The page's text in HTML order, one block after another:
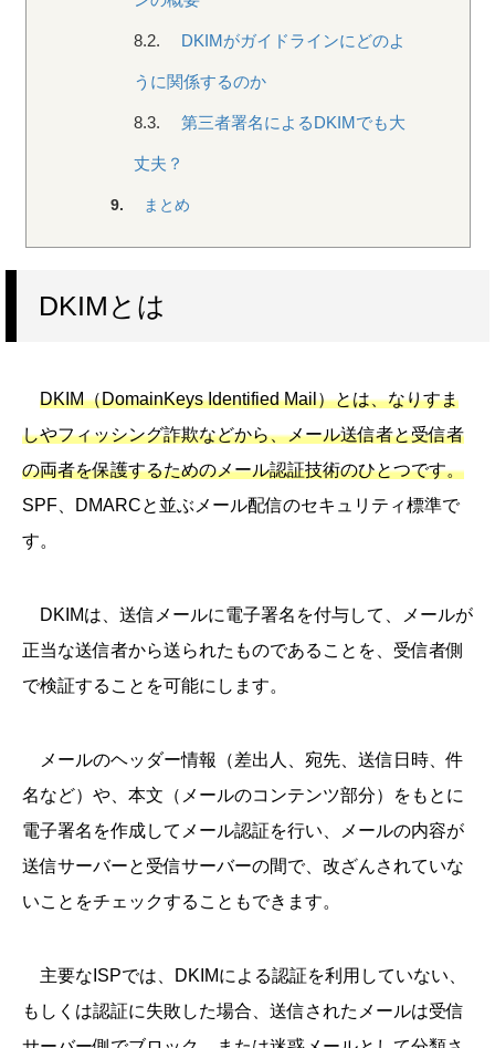
8.2. DKIMがガイドラインにどのよ
うに関係するのか
8.3. 第三者署名によるDKIMでも大
丈夫？
9. まとめ
DKIMとは
DKIM（DomainKeys Identified Mail）とは、なりすま
しやフィッシング詐欺などから、メール送信者と受信者
の両者を保護するためのメール認証技術のひとつです。
SPF、DMARCと並ぶメール配信のセキュリティ標準で
す。
DKIMは、送信メールに電子署名を付与して、メールが
正当な送信者から送られたものであることを、受信者側
で検証することを可能にします。
メールのヘッダー情報（差出人、宛先、送信日時、件
名など）や、本文（メールのコンテンツ部分）をもとに
電子署名を作成してメール認証を行い、メールの内容が
送信サーバーと受信サーバーの間で、改ざんされていな
いことをチェックすることもできます。
主要なISPでは、DKIMによる認証を利用していない、
もしくは認証に失敗した場合、送信されたメールは受信